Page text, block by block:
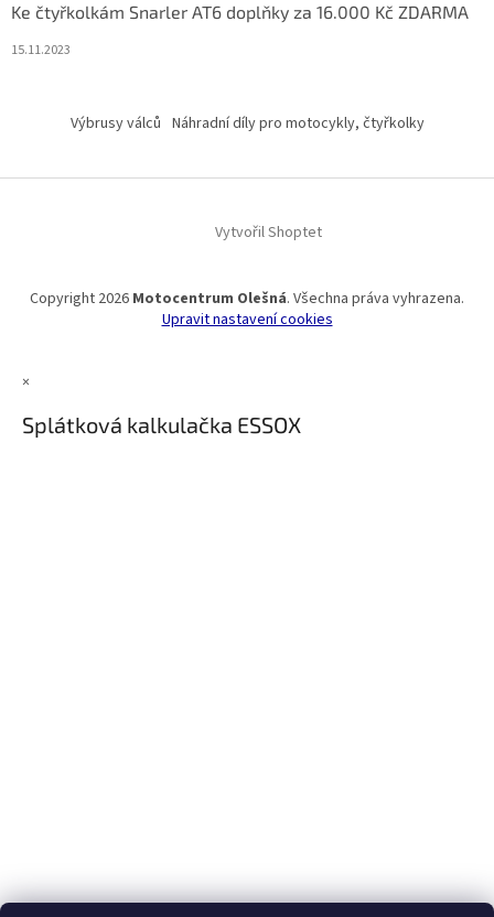
Ke čtyřkolkám Snarler AT6 doplňky za 16.000 Kč ZDARMA
15.11.2023
Výbrusy válců Náhradní díly pro motocykly, čtyřkolky
Vytvořil Shoptet
Copyright 2026 Motocentrum Olešná. Všechna práva vyhrazena.
Upravit nastavení cookies
×
Splátková kalkulačka ESSOX